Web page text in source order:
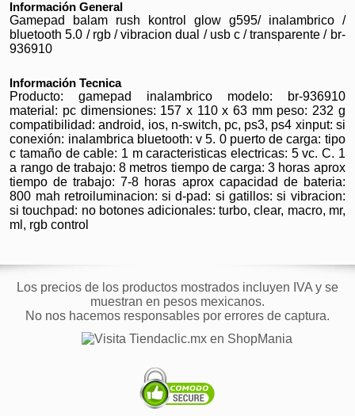
Información General
Gamepad balam rush kontrol glow g595/ inalambrico /
bluetooth 5.0 / rgb / vibracion dual / usb c / transparente / br-
936910
Información Tecnica
Producto: gamepad inalambrico modelo: br-936910
material: pc dimensiones: 157 x 110 x 63 mm peso: 232 g
compatibilidad: android, ios, n-switch, pc, ps3, ps4 xinput: si
conexión: inalambrica bluetooth: v 5. 0 puerto de carga: tipo
c tamaño de cable: 1 m caracteristicas electricas: 5 vc. C. 1
a rango de trabajo: 8 metros tiempo de carga: 3 horas aprox
tiempo de trabajo: 7-8 horas aprox capacidad de bateria:
800 mah retroiluminacion: si d-pad: si gatillos: si vibracion:
si touchpad: no botones adicionales: turbo, clear, macro, mr,
ml, rgb control
Los precios de los productos mostrados incluyen IVA y se
muestran en pesos mexicanos.
No nos hacemos responsables por errores de captura.